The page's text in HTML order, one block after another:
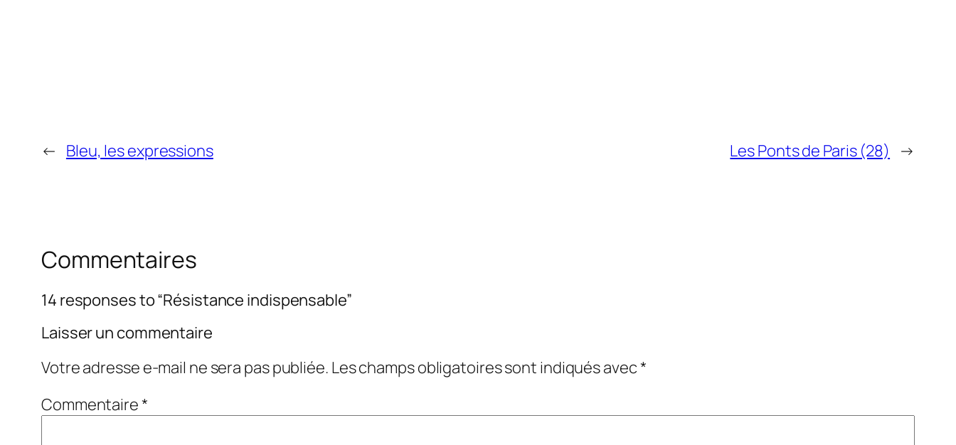
← Bleu, les expressions Les Ponts de Paris (28) →
Commentaires
14 responses to “Résistance indispensable”
Laisser un commentaire
Votre adresse e-mail ne sera pas publiée. Les champs obligatoires sont indiqués avec*
Commentaire*